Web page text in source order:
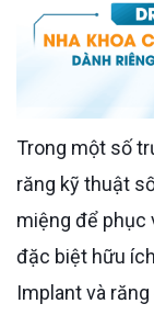
Trong một số trường hợp, Dr. Care có thể quét dấu
răng kỹ thuật
miệng để phục
đặc biệt hữu
Implant và